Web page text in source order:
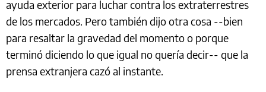
ayuda exterior para luchar contra los extraterrestres
de los mercados. Pero también dijo otra cosa --bien
para resaltar la gravedad del momento o porque
terminó diciendo lo que igual no quería decir-- que la
prensa extranjera cazó al instante.